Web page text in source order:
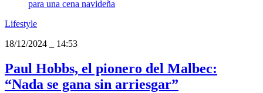
Lifestyle
18/12/2024
14:53
Paul Hobbs, el pionero del Malbec:
“Nada se gana sin arriesgar”